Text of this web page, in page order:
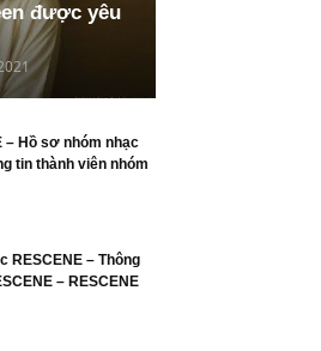
được yêu
– Hồ sơ nhóm nhạc
tin thành viên nhóm
RESCENE – Thông
– RESCENE